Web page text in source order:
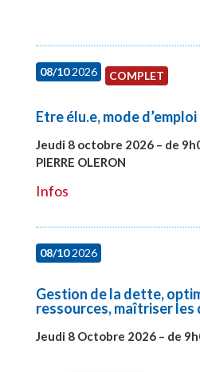
08/102026 COMPLET
Etre élu.e, mode d’emploi
Jeudi 8 octobre 2026 – de
PIERRE OLERON
Infos
08/102026
Gestion de la dette,
ressources, maîtriser les
Jeudi 8 Octobre 2026 – de